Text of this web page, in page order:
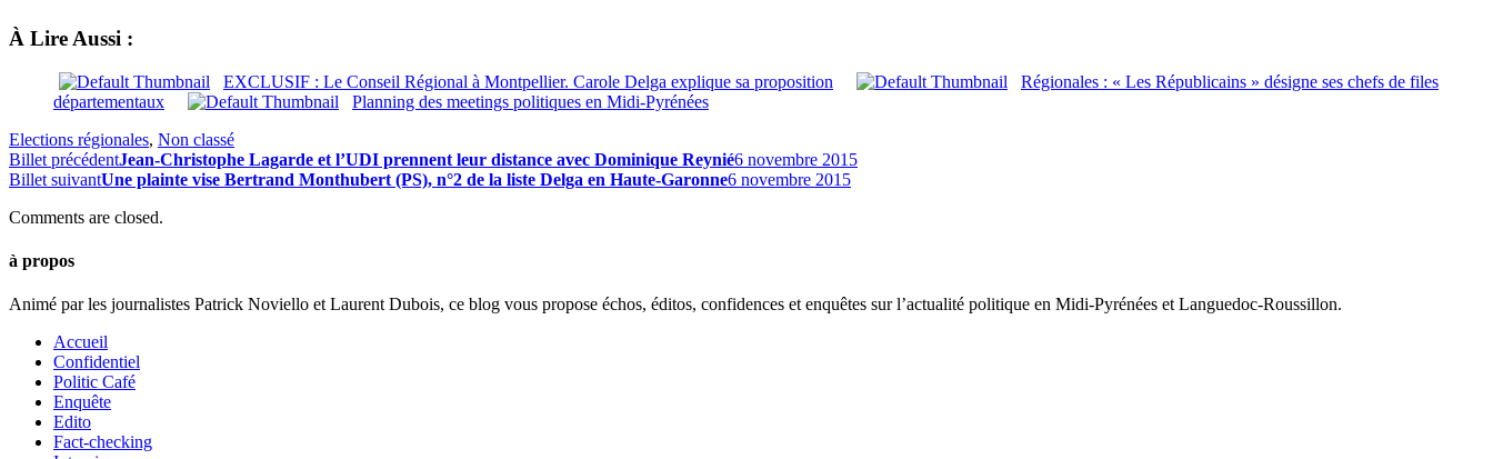
À Lire Aussi :
EXCLUSIF : Le Conseil Régional à Montpellier. Carole Delga explique sa proposition
Régionales : « Les Républicains » désigne ses chefs de files
départementaux
Planning des meetings politiques en Midi-Pyrénées
Elections régionales, Non classé
Billet précédentJean-Christophe Lagarde et l’UDI prennent leur distance avec Dominique Reynié6 novembre 2015
Billet suivantUne plainte vise Bertrand Monthubert (PS), n°2 de la liste Delga en Haute-Garonne6 novembre 2015
Comments are closed.
à propos
Animé par les journalistes Patrick Noviello et Laurent Dubois, ce blog vous propose échos, éditos, confidences et enquêtes sur l’actualité politique en Midi-Pyrénées et Languedoc-Roussillon.
Accueil
Confidentiel
Politic Café
Enquête
Edito
Fact-checking